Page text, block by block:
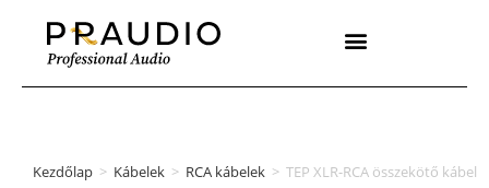
Kezdőlap > Kábelek > RCA kábelek > TEP XLR-RCA összekötő kábel